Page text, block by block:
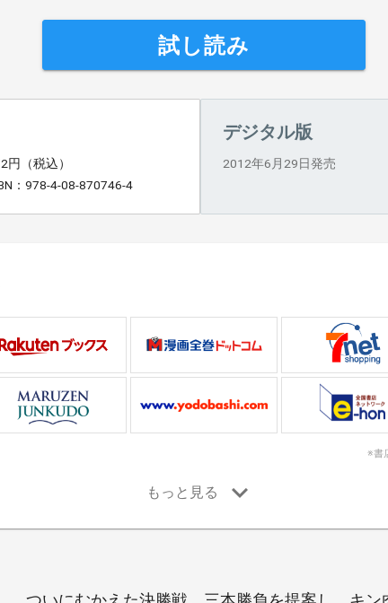
試し読み
円（税込）
：978-4-08-870746-4
デジタル版
2012年6月29日発売
※書